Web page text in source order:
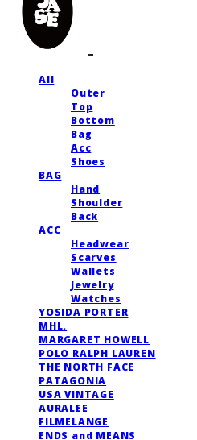
All
Outer
Top
Bottom
Bag
Acc
Shoes
BAG
Hand
Shoulder
Back
ACC
Headwear
Scarves
Wallets
Jewelry
Watches
YOSIDA PORTER
MHL.
MARGARET HOWELL
POLO RALPH LAUREN
THE NORTH FACE
PATAGONIA
USA VINTAGE
AURALEE
FILMELANGE
ENDS and MEANS